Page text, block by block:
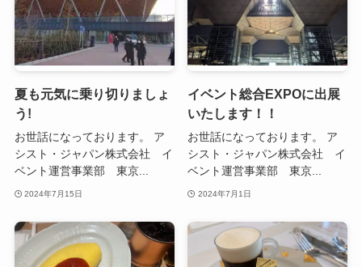
夏も元気に乗り切りましょ
う!
お世話になっております。 ア
シスト・ジャパン株式会社 イ
ベント運営事業部 東京...
2024年7月15日
イベント総合EXPOに出展
いたします！！
お世話になっております。 ア
シスト・ジャパン株式会社 イ
ベント運営事業部 東京...
2024年7月1日